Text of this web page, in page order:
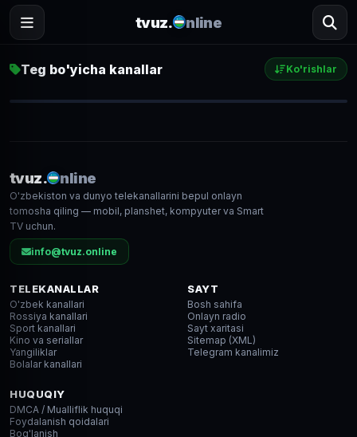
tvuz. nline
Teg bo'yicha kanallar Ko'rishlar
HD
Sevimli TV
tvuz. nline
O'zbekiston va dunyo telekanallarini bepul onlayn
tomosha qiling — mobil, planshet, kompyuter va Smart
TV uchun.
info@tvuz.online
TELEKANALLAR
O'zbek kanallari
Rossiya kanallari
Sport kanallari
Kino va seriallar
Yangiliklar
Bolalar kanallari
SAYT
Bosh sahifa
Onlayn radio
Sayt xaritasi
Sitemap (XML)
Telegram kanalimiz
HUQUQIY
DMCA / Mualliflik huquqi
Foydalanish qoidalari
Bog'lanish